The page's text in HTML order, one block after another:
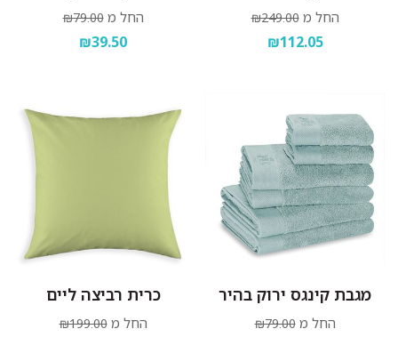
החל מ ₪249.00
₪112.05
החל מ ₪79.00
₪39.50
מגבת קינגס ירוק בהיר
החל מ ₪79.00
כרית רביצה ליים
החל מ ₪199.00